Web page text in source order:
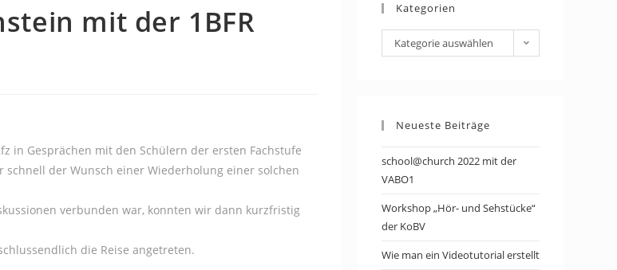
mit der 1BFR
in Gesprächen mit den Schülern der ersten Fachstufe
der Wunsch einer Wiederholung einer solchen
verbunden war, konnten wir dann kurzfristig
die Reise angetreten.
Kategorien
Kategorien
Kategorie auswählen
Neueste Beiträge
school@church 2022 mit der
VABO1
Workshop „Hör- und Sehstücke“
der KoBV
Wie man ein Videotutorial erstellt